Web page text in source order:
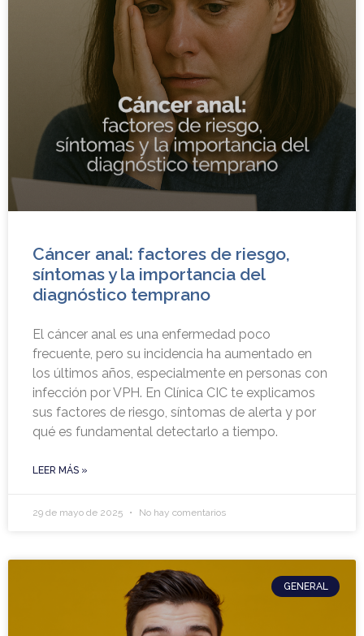
Cáncer anal: factores de riesgo,
síntomas y la importancia del
diagnóstico temprano
El cáncer anal es una enfermedad poco
frecuente, pero su incidencia ha aumentado en
los últimos años, especialmente en personas con
infección por VPH. En Clínica CIC te explicamos
sus factores de riesgo, síntomas de alerta y por
qué es fundamental detectarlo a tiempo.
LEER MÁS »
29 de mayo de 2025 No hay comentarios
GENERAL